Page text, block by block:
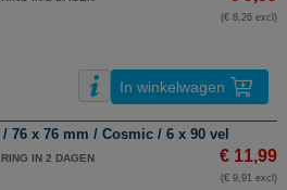
(€ 8,26 excl)
In winkelwagen
76 x 76 mm / Cosmic / 6 x 90 vel
IN 2 DAGEN € 11,99
(€ 9,91 excl)